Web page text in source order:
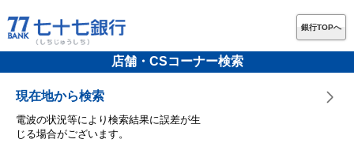
銀行TOPへ
店舗・CSコーナー検索
現在地から検索
電波の状況等により検索結果に誤差が生
じる場合がございます。